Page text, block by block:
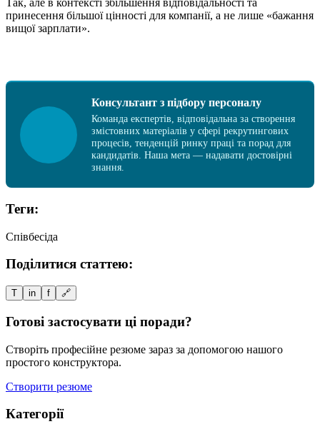
Так, але в контексті збільшення відповідальності та
принесення більшої цінності для компанії, а не лише «бажання
вищої зарплати».
Консультант з підбору персоналу
Команда експертів, відповідальна за створення
змістовних матеріалів у сфері рекрутингових
процесів, тенденцій ринку праці та порад для
кандидатів. Наша мета — надавати достовірні
знання.
Теги:
Співбесіда
Поділитися статтею:
T in f 🔗
Готові застосувати ці поради?
Створіть професійне резюме зараз за допомогою нашого
простого конструктора.
Створити резюме
Категорії